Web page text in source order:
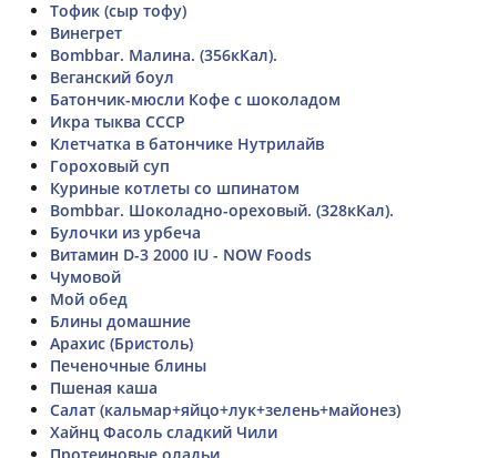
Тофик (сыр тофу)
Винегрет
Bombbar. Малина. (356кКал).
Веганский боул
Батончик-мюсли Кофе с шоколадом
Икра тыква СССР
Клетчатка в батончике Нутрилайв
Гороховый суп
Куриные котлеты со шпинатом
Bombbar. Шоколадно-ореховый. (328кКал).
Булочки из урбеча
Витамин D-3 2000 IU - NOW Foods
Чумовой
Мой обед
Блины домашние
Арахис (Бристоль)
Печеночные блины
Пшеная каша
Салат (кальмар+яйцо+лук+зелень+майонез)
Хайнц Фасоль сладкий Чили